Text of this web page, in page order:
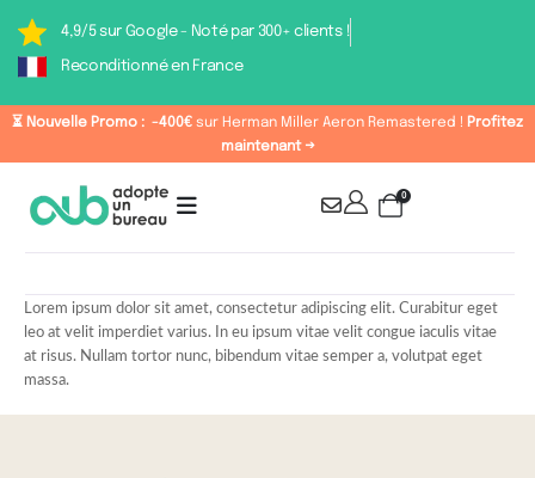
4,9/5 sur Google - Noté par 300+ clients !
Reconditionné en France
⏳ Nouvelle Promo : -400€ sur Herman Miller Aeron Remastered ! Profitez
maintenant →
0
Lorem ipsum dolor sit amet, consectetur adipiscing elit. Curabitur eget
leo at velit imperdiet varius. In eu ipsum vitae velit congue iaculis vitae
at risus. Nullam tortor nunc, bibendum vitae semper a, volutpat eget
massa.